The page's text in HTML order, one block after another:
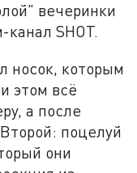
вечеринки
SHOT.
носок, которым
этом всё
а после
поцелуй
они